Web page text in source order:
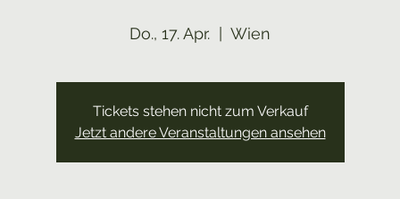
Do., 17. Apr. Wien
Tickets stehen nicht zum Verkauf
Jetzt andere Veranstaltungen ansehen